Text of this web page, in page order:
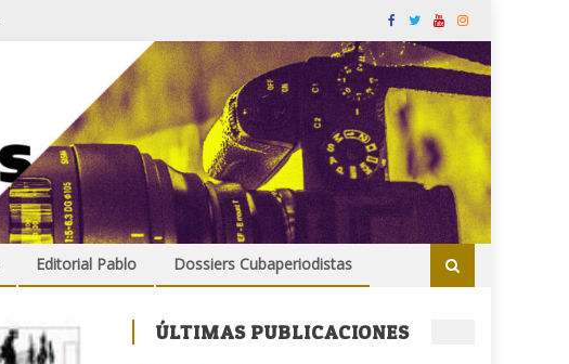
Editorial Pablo Dossiers Cubaperiodistas
ÚLTIMAS PUBLICACIONES